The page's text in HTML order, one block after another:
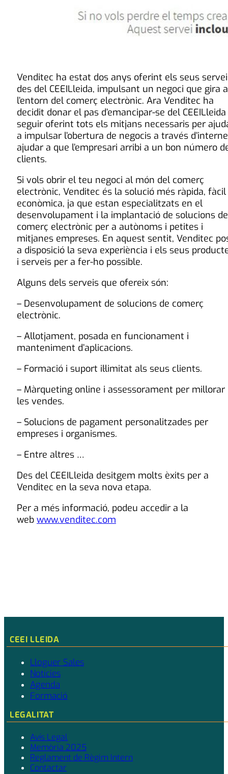
Venditec ha estat dos anys oferint els seus
des del CEEILleida, impulsant un negoci que gira a
l’entorn del comerç electrònic. Ara Venditec ha
decidit donar el pas d’emancipar-se del
seguir oferint tots els mitjans necessaris per
a impulsar l’obertura de negocis a través
ajudar a que l’empresari arribi a un bon número
clients.
Si vols obrir el teu negoci al món del comerç
electrònic, Venditec és la solució més ràpida, fàcil
econòmica, ja que estan especialitzats en el
desenvolupament i la implantació de solucions de
comerç electrònic per a autònoms i petites i
mitjanes empreses. En aquest sentit, Venditec
a disposició la seva experiència i els seus
i serveis per a fer-ho possible.
Alguns dels serveis que ofereix són:
– Desenvolupament de solucions de comerç
electrònic.
– Allotjament, posada en funcionament i
manteniment d’aplicacions.
– Formació i suport il·limitat als seus clients.
– Màrqueting online i assessorament per millorar
les vendes.
– Solucions de pagament personalitzades per
empreses i organismes.
– Entre altres …
Des del CEEILleida desitgem molts èxits per a
Venditec en la seva nova etapa.
Per a més informació, podeu accedir a la
web www.venditec.com
CEEI LLEIDA
Lloguer Sales
Notícies
Agenda
Formació
LEGALITAT
Avís Legal
Memòria 2025
Reglament de Règim Intern
Contactar